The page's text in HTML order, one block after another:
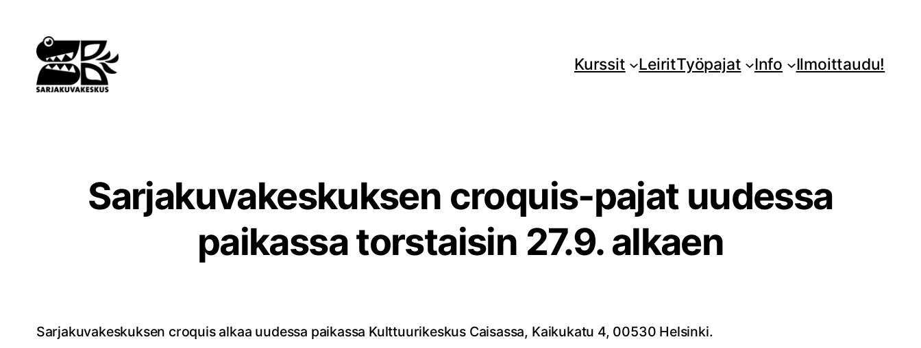
sisältöön
Kurssit LeiritTyöpajat Info Ilmoittaudu!
Sarjakuvakeskuksen croquis-pajat uudessa
paikassa torstaisin 27.9. alkaen
Sarjakuvakeskuksen croquis alkaa uudessa paikassa Kulttuurikeskus Caisassa, Kaikukatu 4, 00530 Helsinki.